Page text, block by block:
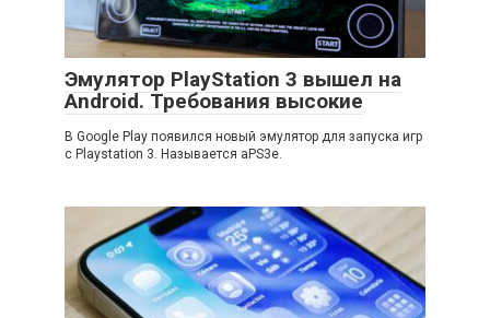
Эмулятор PlayStation 3 вышел на
Android. Требования высокие
В Google Play появился новый эмулятор для запуска игр
с Playstation 3. Называется aPS3e.